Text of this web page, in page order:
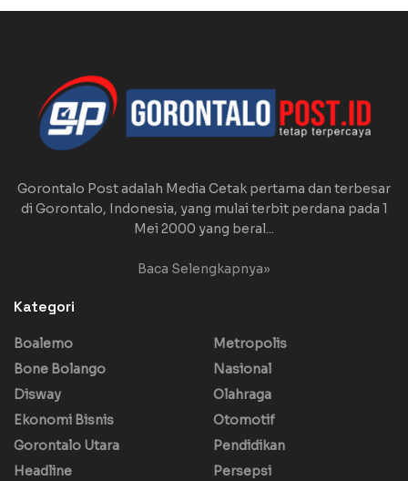
Gorontalo Post adalah Media Cetak pertama dan terbesar
di Gorontalo, Indonesia, yang mulai terbit perdana pada 1
Mei 2000 yang beral...
Baca Selengkapnya»
Kategori
Boalemo
Bone Bolango
Disway
Ekonomi Bisnis
Gorontalo Utara
Headline
Metropolis
Nasional
Olahraga
Otomotif
Pendidikan
Persepsi